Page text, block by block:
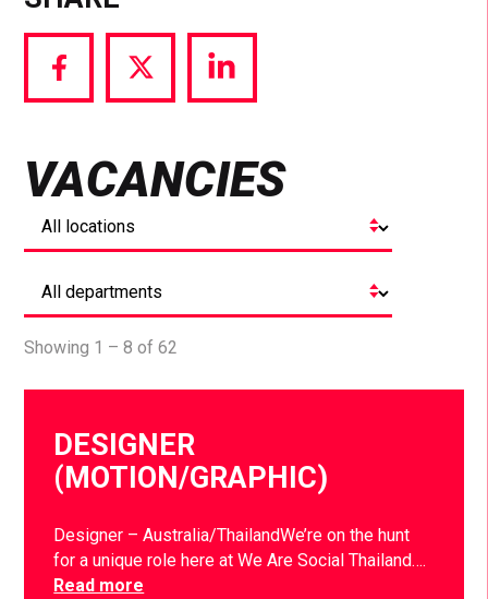
Share
via
Share
via
Share
via
VACANCIES
Showing 1 – 8 of 62
DESIGNER
(MOTION/GRAPHIC)
Designer – Australia/ThailandWe’re on the hunt
for a unique role here at We Are Social Thailand….
Read more